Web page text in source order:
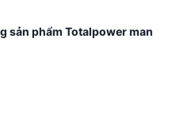
sản phẩm Totalpower man